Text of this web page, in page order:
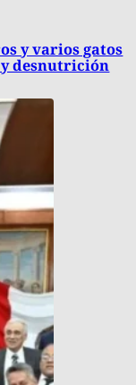
y varios gatos
desnutrición